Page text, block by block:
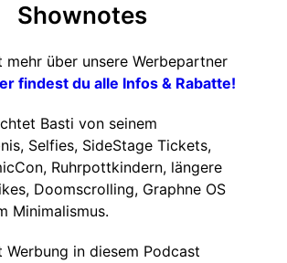
Shownotes
mehr über unsere Werbepartner
findest du alle Infos & Rabatte!
Basti von seinem
Selfies, SideStage Tickets,
Ruhrpottkindern, längere
Doomscrolling, Graphne OS
Minimalismus.
Werbung in diesem Podcast